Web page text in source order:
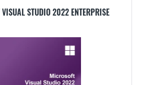
VISUAL STUDIO 2022 ENTERPRISE